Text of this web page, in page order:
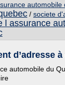
automobile
/ societe
l assurance
d’adresse
automobile du